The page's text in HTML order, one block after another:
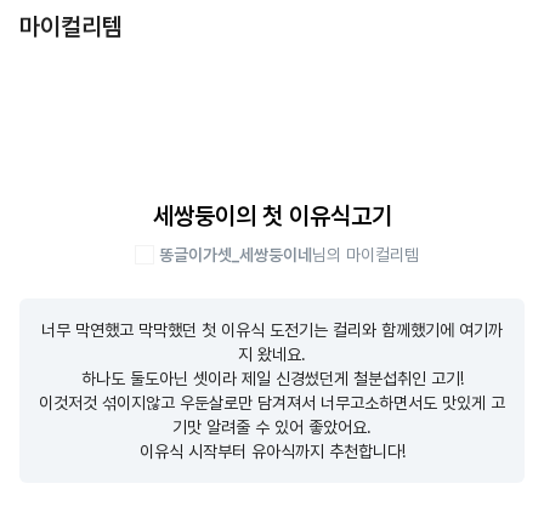
마이컬리템
세쌍둥이의 첫 이유식고기
똥글이가셋_세쌍둥이네 님의 마이컬리템
너무 막연했고 막막했던 첫 이유식 도전기는 컬리와 함께했기에 여기까
지 왔네요.
하나도 둘도아닌 셋이라 제일 신경썼던게 철분섭취인 고기!
이것저것 섞이지않고 우둔살로만 담겨져서 너무고소하면서도 맛있게 고
기맛 알려줄 수 있어 좋았어요.
이유식 시작부터 유아식까지 추천합니다!